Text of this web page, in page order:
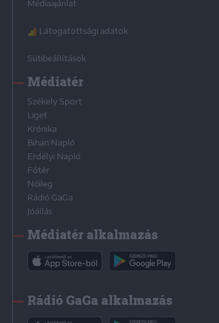
Médiaajánlat
Látogatottsági adatok
Sütibeállítások
Médiatér
Székely Sport
Liget
Krónika
Bihari Napló
Erdélyi Napló
Főtér
Nőileg
Rádió GaGa
Jóállás
Médiatér alkalmazás
Rádió GaGa alkalmazás